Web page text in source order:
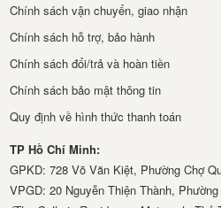
Chính sách vận chuyển, giao nhận
Chính sách hỗ trợ, bảo hành
Chính sách đổi/trả và hoàn tiền
Chính sách bảo mật thông tin
Quy định về hình thức thanh toán
TP Hồ Chí Minh:
GPKD: 728 Võ Văn Kiệt, Phường Chợ
VPGD: 20 Nguyễn Thiện Thành,